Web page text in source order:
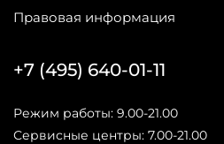
Правовая информация
+7 (495) 640-01-11
Режим работы: 9.00-21.00
Сервисные центры: 7.00-21.00